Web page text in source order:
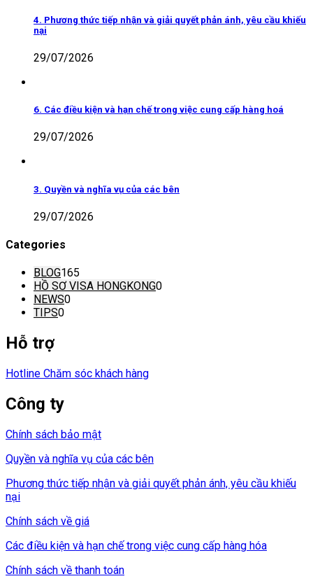
4. Phương thức tiếp nhận và giải quyết phản ánh, yêu cầu khiếu
nại
29/07/2026
6. Các điều kiện và hạn chế trong việc cung cấp hàng hoá
29/07/2026
3. Quyền và nghĩa vụ của các bên
29/07/2026
Categories
BLOG165
HỒ SƠ VISA HONGKONG0
NEWS0
TIPS0
Hỗ trợ
Hotline Chăm sóc khách hàng
Công ty
Chính sách bảo mật
Quyền và nghĩa vụ của các bên
Phương thức tiếp nhận và giải quyết phản ánh, yêu cầu khiếu
nại
Chính sách về giá
Các điều kiện và hạn chế trong việc cung cấp hàng hóa
Chính sách về thanh toán